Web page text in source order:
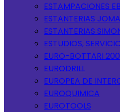
ESTAMPACIONES
ESTANTERIAS
ESTANTERIAS
ESTUDIOS,
EURO-BOTTARI
EURODRILL
EUROPEA DE
EUROQUIMICA
EUROTOOLS